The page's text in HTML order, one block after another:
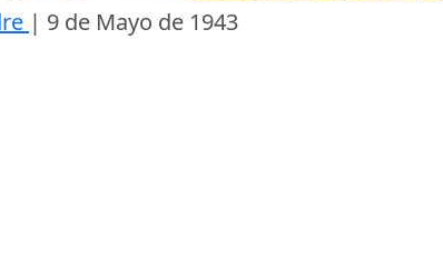
| 9 de Mayo de 1943